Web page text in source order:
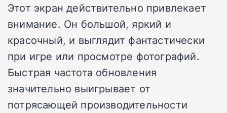
Этот экран действительно привлекает
внимание. Он большой, яркий и
красочный, и выглядит фантастически
при игре или просмотре фотографий.
Быстрая частота обновления
значительно выигрывает от
потрясающей производительности